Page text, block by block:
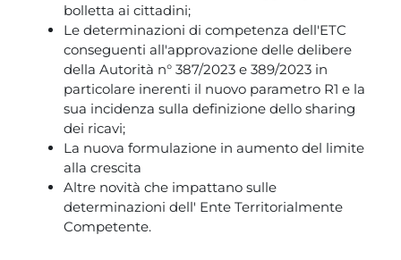
bolletta ai cittadini;
Le determinazioni di competenza dell'ETC
conseguenti all'approvazione delle delibere
della Autorità n° 387/2023 e 389/2023 in
particolare inerenti il nuovo parametro R1 e la
sua incidenza sulla definizione dello sharing
dei ricavi;
La nuova formulazione in aumento del limite
alla crescita
Altre novità che impattano sulle
determinazioni dell' Ente Territorialmente
Competente.